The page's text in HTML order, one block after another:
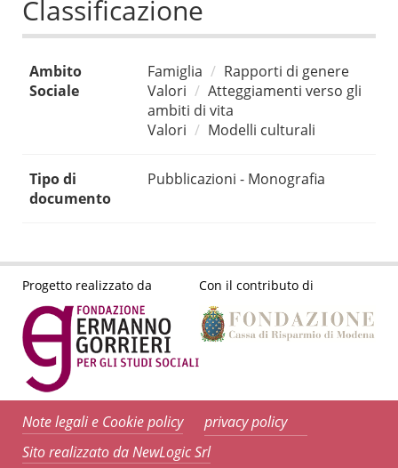
Classificazione
Ambito
Sociale
Famiglia
Rapporti di genere
Valori
Atteggiamenti verso gli
ambiti di vita
Valori
Modelli culturali
Tipo di
documento
Pubblicazioni - Monografia
Progetto realizzato da Con il contributo di
Note legali e Cookie policy
privacy policy
Sito realizzato da NewLogic Srl